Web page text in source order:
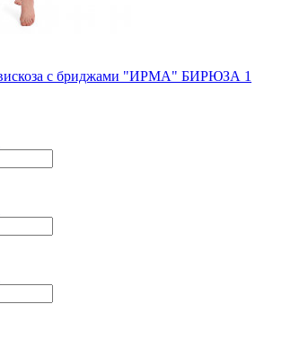
с бриджами "ИРМА" БИРЮЗА 1